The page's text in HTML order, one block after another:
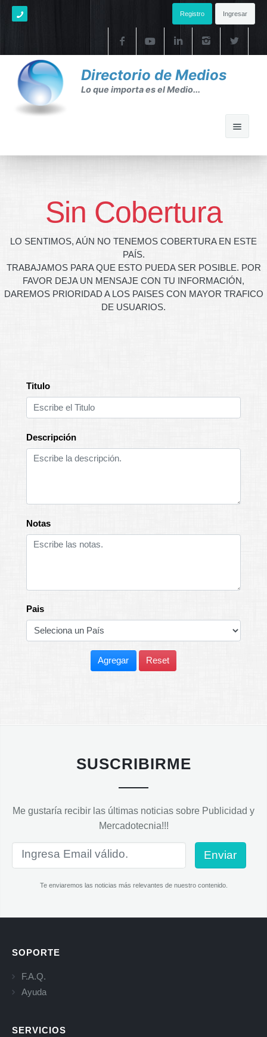
Registro Ingresar
Directorio de Medios
Lo que importa es el Medio...
Sin Cobertura
LO SENTIMOS, AÚN NO TENEMOS COBERTURA EN ESTE
PAÍS.
TRABAJAMOS PARA QUE ESTO PUEDA SER POSIBLE. POR
FAVOR DEJA UN MENSAJE CON TU INFORMACIÓN,
DAREMOS PRIORIDAD A LOS PAISES CON MAYOR TRAFICO
DE USUARIOS.
Titulo
Descripción
Notas
Pais
Agregar Reset
SUSCRIBIRME
Me gustaría recibir las últimas noticias sobre Publicidad y
Mercadotecnia!!!
Enviar
Te enviaremos las noticias más relevantes de nuestro contenido.
SOPORTE
F.A.Q.
Ayuda
SERVICIOS